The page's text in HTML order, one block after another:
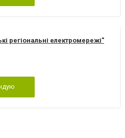
регіональні електромережі"